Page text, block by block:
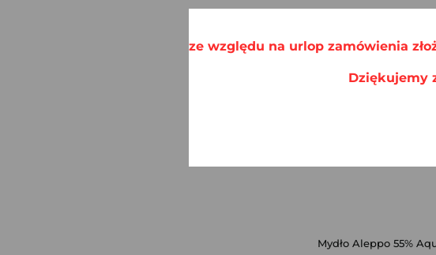
Mydło Aleppo 55%
ze względu na urlop zamówienia
Dziękujemy